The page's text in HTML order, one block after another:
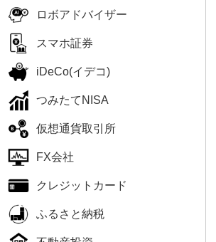
ロボアドバイザー
スマホ証券
iDeCo(イデコ)
つみたてNISA
仮想通貨取引所
FX会社
クレジットカード
ふるさと納税